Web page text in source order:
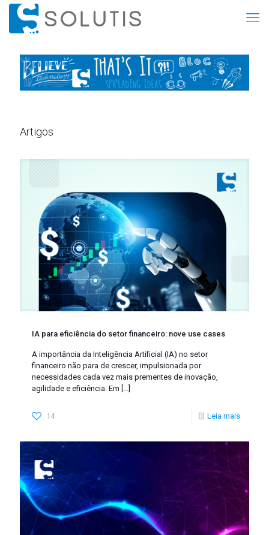
Artigos
IA para eficiência do setor financeiro: nove use cases
A importância da Inteligência Artificial (IA) no setor
financeiro não para de crescer, impulsionada por
necessidades cada vez mais prementes de inovação,
agilidade e eficiência. Em […]
14 Leia mais